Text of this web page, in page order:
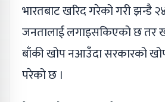
भारतबाट खरिद गरेको गरी झन्डै
जनतालाई लगाइसकिएको छ तर
बाँकी खोप नआउँदा सरकारको
परेको छ ।